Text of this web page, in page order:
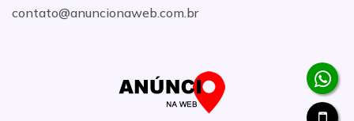
contato@anuncionaweb.com.br